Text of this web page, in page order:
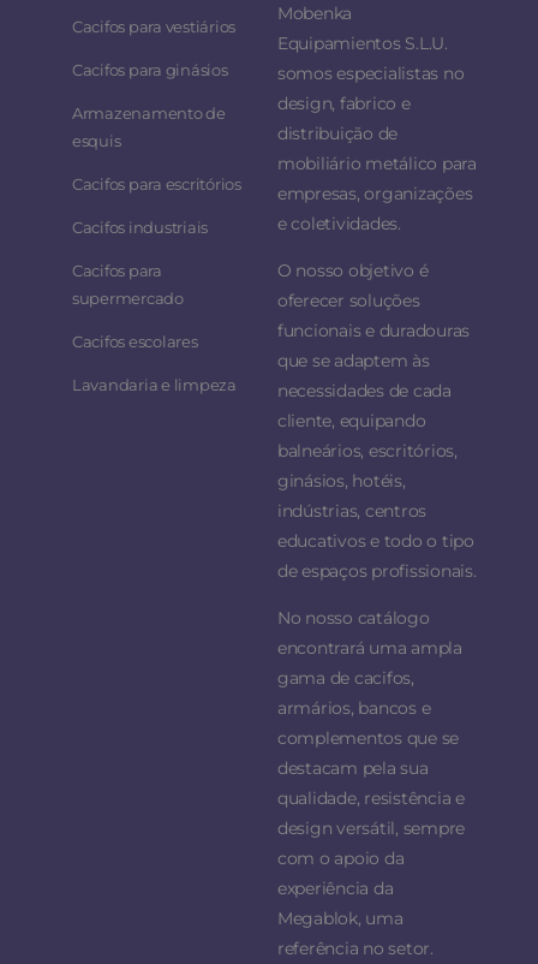
Cacifos para vestiários
Cacifos para ginásios
Armazenamento de
esquis
Cacifos para escritórios
Cacifos industriais
Cacifos para
supermercado
Cacifos escolares
Lavandaria e limpeza
Mobenka
Equipamientos S.L.U.
somos especialistas no
design, fabrico e
distribuição de
mobiliário metálico para
empresas, organizações
e coletividades.
O nosso objetivo é
oferecer soluções
funcionais e duradouras
que se adaptem às
necessidades de cada
cliente, equipando
balneários, escritórios,
ginásios, hotéis,
indústrias, centros
educativos e todo o tipo
de espaços profissionais.
No nosso catálogo
encontrará uma ampla
gama de cacifos,
armários, bancos e
complementos que se
destacam pela sua
qualidade, resistência e
design versátil, sempre
com o apoio da
experiência da
Megablok, uma
referência no setor.